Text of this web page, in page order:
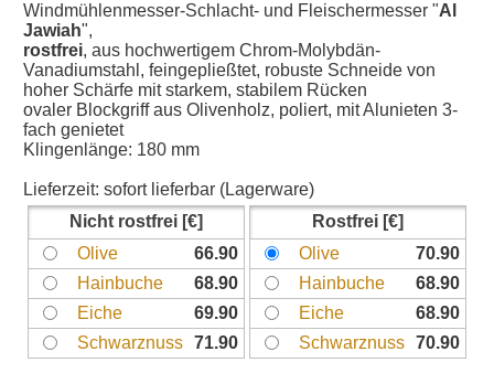
Windmühlenmesser-Schlacht- und Fleischermesser "Al
Jawiah",
rostfrei, aus hochwertigem Chrom-Molybdän-
Vanadiumstahl, feingepließtet, robuste Schneide von
hoher Schärfe mit starkem, stabilem Rücken
ovaler Blockgriff aus Olivenholz, poliert, mit Alunieten 3-
fach genietet
Klingenlänge: 180 mm
Lieferzeit: sofort lieferbar (Lagerware)
Nicht rostfrei
Olive
66.90
Hainbuche
68.90
Eiche
69.90
Schwarznuss
71.90
Rostfrei
Olive
70.90
Hainbuche
68.90
Eiche
68.90
Schwarznuss
70.90